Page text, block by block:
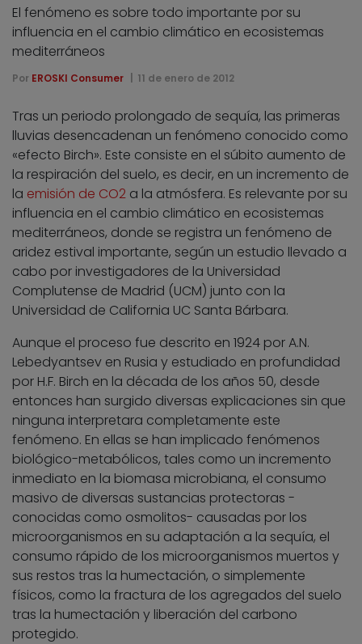
El fenómeno es sobre todo importante por su
influencia en el cambio climático en ecosistemas
mediterráneos
Por EROSKI Consumer 11 de enero de 2012
Tras un periodo prolongado de sequía, las primeras
lluvias desencadenan un fenómeno conocido como
«efecto Birch». Este consiste en el súbito aumento de
la respiración del suelo, es decir, en un incremento de
la emisión de CO2 a la atmósfera. Es relevante por su
influencia en el cambio climático en ecosistemas
mediterráneos, donde se registra un fenómeno de
aridez estival importante, según un estudio llevado a
cabo por investigadores de la Universidad
Complutense de Madrid (UCM) junto con la
Universidad de California UC Santa Bárbara.
Aunque el proceso fue descrito en 1924 por A.N.
Lebedyantsev en Rusia y estudiado en profundidad
por H.F. Birch en la década de los años 50, desde
entonces han surgido diversas explicaciones sin que
ninguna interpretara completamente este
fenómeno. En ellas se han implicado fenómenos
biológico-metabólicos, tales como un incremento
inmediato en la biomasa microbiana, el consumo
masivo de diversas sustancias protectoras -
conocidas como osmolitos- causadas por los
microorganismos en su adaptación a la sequía, el
consumo rápido de los microorganismos muertos y
sus restos tras la humectación, o simplemente
físicos, como la fractura de los agregados del suelo
tras la humectación y liberación del carbono
protegido.